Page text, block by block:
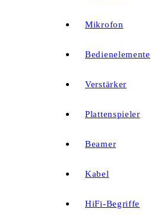
Mikrofon
Bedienelemente
Verstärker
Plattenspieler
Beamer
Kabel
HiFi-Begriffe